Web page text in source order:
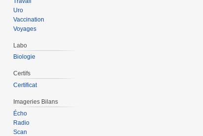
Uro
Vaccination
Voyages
Labo
Biologie
Certifs
Certificat
Imageries Bilans
Écho
Radio
Scan